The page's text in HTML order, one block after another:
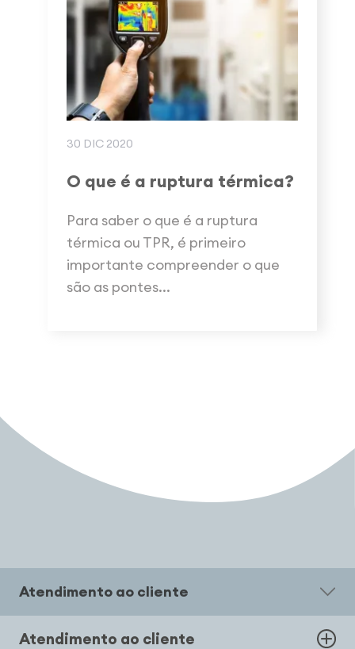
30 DIC 2020
O que é a ruptura térmica?
Para saber o que é a ruptura
térmica ou TPR, é primeiro
importante compreender o que
são as pontes...
Atendimento ao cliente
Atendimento ao cliente